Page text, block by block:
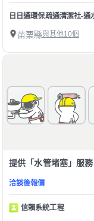
日日通環保疏通清潔社-
苗栗縣與其他10個
提供「水管堵塞」服務
洽談後報價
信賴系統工程